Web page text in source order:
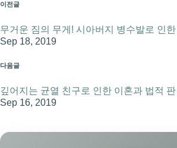
이전글
무거운 짐의 무게! 시아버지 병수발로 인
Sep 18, 2019
다음글
깊어지는 균열 친구로 인한 이혼과 법적 판
Sep 16, 2019